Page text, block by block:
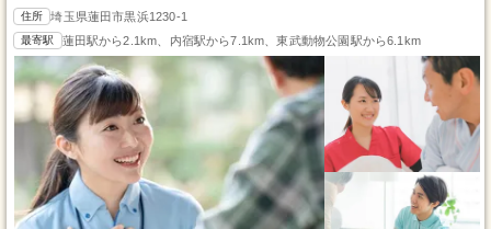
住所 埼玉県蓮田市黒浜1230-1
最寄駅 蓮田駅から2.1km、内宿駅から7.1km、東武動物公園駅から6.1km